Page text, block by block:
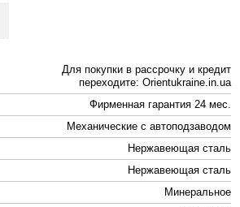
Для покупки в рассрочку и кредит
переходите: Orientukraine.in.ua
Фирменная гарантия 24 мес.
Механические с автоподзаводом
Нержавеющая сталь
Нержавеющая сталь
Минеральное